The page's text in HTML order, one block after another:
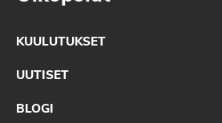
KUULUTUKSET
UUTISET
BLOGI